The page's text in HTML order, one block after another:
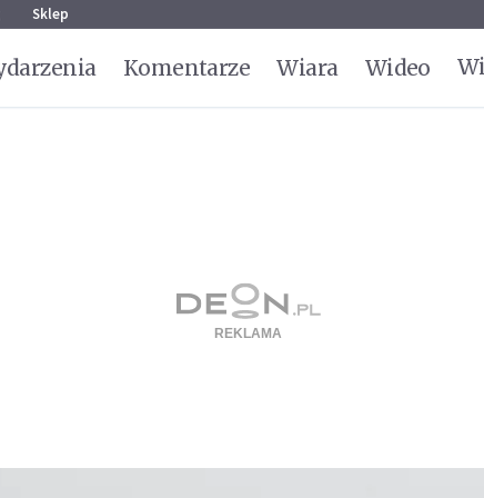
Sklep
Komentarze Wiara Wideo